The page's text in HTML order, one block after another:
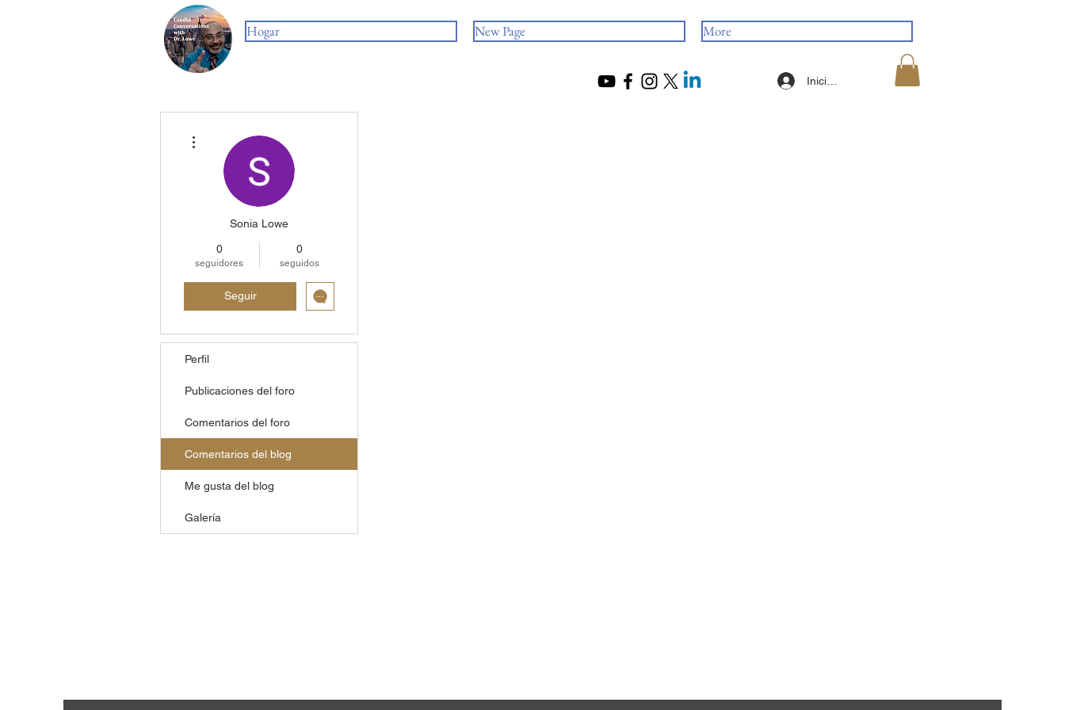
Hogar New Page More
Iniciar sesión
Sonia Lowe
0
seguidores
0
seguidos
Seguir
Perfil
Publicaciones del foro
Comentarios del foro
Comentarios del blog
Me gusta del blog
Galería